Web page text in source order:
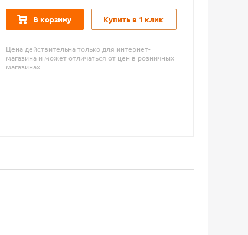
В корзину Купить в 1 клик
Цена действительна только для интернет-
магазина и может отличаться от цен в розничных
магазинах